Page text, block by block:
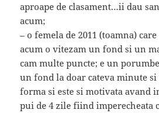
aproape de clasament…ii dau
acum;
– o femela de 2011 (toamna)
acum o vitezam un fond si un
cam multe puncte; e un
un fond la doar cateva minute
forma si este si motivata avand
pui de 4 zile fiind imperecheata